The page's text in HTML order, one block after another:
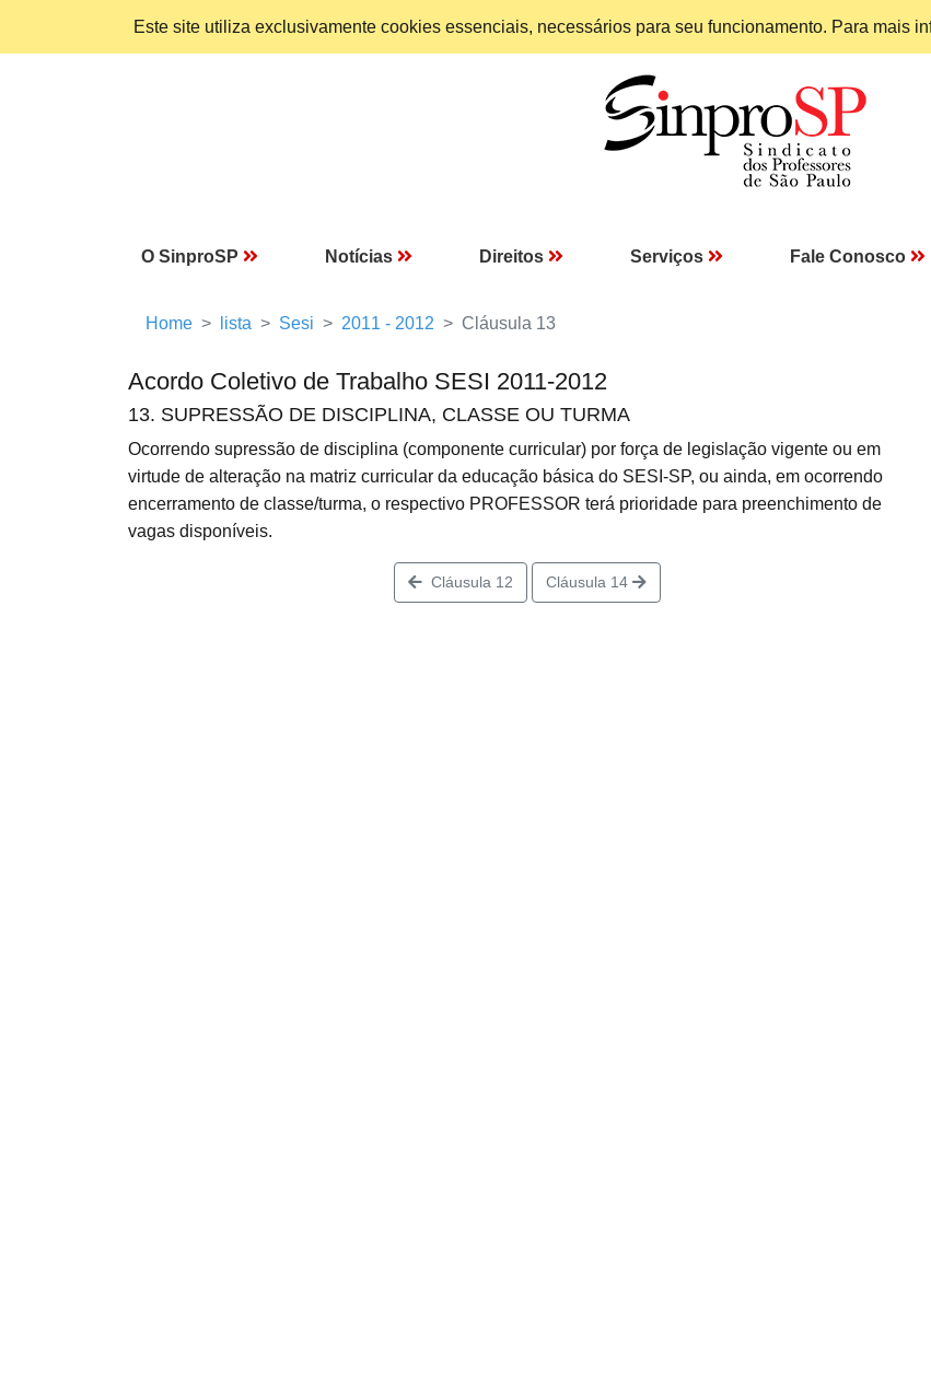
Este site utiliza exclusivamente cookies essenciais, necessários para seu funcionamento. Para mais
O SinproSP Notícias Direitos Serviços Fale Conosco
Home lista Sesi 2011 - 2012 Cláusula 13
Acordo Coletivo de Trabalho SESI 2011-2012
13. SUPRESSÃO DE DISCIPLINA, CLASSE OU TURMA
Ocorrendo supressão de disciplina (componente curricular) por força de legislação vigente ou em
virtude de alteração na matriz curricular da educação básica do SESI-SP, ou ainda, em ocorrendo
encerramento de classe/turma, o respectivo PROFESSOR terá prioridade para preenchimento de
vagas disponíveis.
Cláusula 12 Cláusula 14